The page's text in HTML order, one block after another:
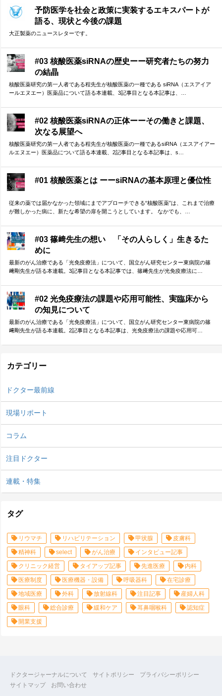
予防医学を社会と政策に実装するエキスパートが
語る、現状と今後の課題
大正製薬のニュースレターです。
#03 核酸医薬siRNAの歴史ーー研究者たちの努力
の結晶
核酸医薬研究の第一人者である程先生が核酸医薬の一種である siRNA（エスアイア
ールエヌエー）医薬品について語る本連載、3記事目となる本記事は、…
#02 核酸医薬siRNAの正体ーーその働きと課題、
次なる展望へ
核酸医薬研究の第一人者である程先生が核酸医薬の一種であるsiRNA（エスアイアー
ルエヌエー）医薬品について語る本連載、2記事目となる本記事は、s…
#01 核酸医薬とは ーーsiRNAの基本原理と優位性
従来の薬では届かなかった領域にまでアプローチできる“核酸医薬”は、これまで治療
が難しかった病に、新たな希望の扉を開こうとしています。 なかでも、…
#03 篠﨑先生の想い 「その人らしく」生きるた
めに
最新のがん治療である「光免疫療法」について、国立がん研究センター東病院の篠
﨑剛先生が語る本連載。3記事目となる本記事では、篠﨑先生が光免疫療法に…
#02 光免疫療法の課題や応用可能性、実臨床から
の知見について
最新のがん治療である「光免疫療法」について、国立がん研究センター東病院の篠
﨑剛先生が語る本連載。2記事目となる本記事は、光免疫療法の課題や応用可…
カテゴリー
ドクター最前線
現場リポート
コラム
注目ドクター
連載・特集
タグ
リウマチ リハビリテーション 甲状腺
皮膚科
精神科
select がん治療
インタビュー記事
クリニック経営
タイアップ記事 先進医療
内科
医療制度
医療機器・設備 呼吸器科
在宅診療
地域医療
外科 放射線科 注目記事
産婦人科
眼科
総合診療 緩和ケア 耳鼻咽喉科
認知症
開業支援
ドクタージャーナルについて サイトポリシー
プライバシーポリシー
サイトマップ
お問い合わせ